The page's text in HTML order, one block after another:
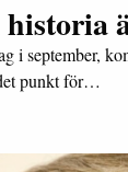
i september,
punkt för…